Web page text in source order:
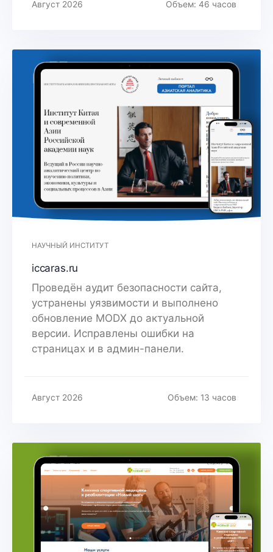
Август 2026 Объем: 46 часов
НАУЧНЫЙ ИНСТИТУТ
iccaras.ru
Проведён аудит безопасности сайта,
устранены уязвимости и выполнено
обновление MODX до актуальной
версии. Исправлены ошибки на
страницах и в админ-панели.
Август 2026 Объем: 13 часов